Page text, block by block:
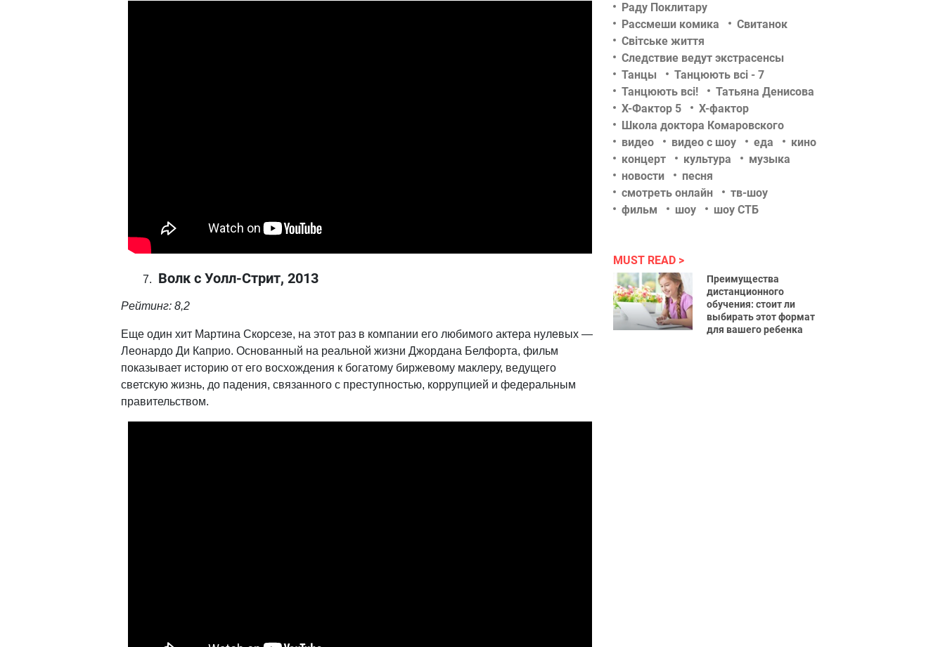
Волк с Уолл-Стрит, 2013
Рейтинг: 8,2
Еще один хит Мартина Скорсезе, на этот раз в компании его любимого актера нулевых —
Леонардо Ди Каприо. Основанный на реальной жизни Джордана Белфорта, фильм
показывает историю от его восхождения к богатому биржевому маклеру, ведущего
светскую жизнь, до падения, связанного с преступностью, коррупцией и федеральным
правительством.
Раду Поклитару
Рассмеши комика
Свитанок
Світське життя
Следствие ведут экстрасенсы
Танцы
Танцюють всі - 7
Танцюють всі!
Татьяна Денисова
Х-Фактор 5
Х-фактор
Школа доктора Комаровского
видео
видео с шоу еда
кино
концерт
культура
музыка
новости
песня
смотреть онлайн
тв-шоу
фильм
шоу шоу СТБ
MUST READ
Преимущества
дистанционного
обучения: стоит ли
выбирать этот формат
для вашего ребенка